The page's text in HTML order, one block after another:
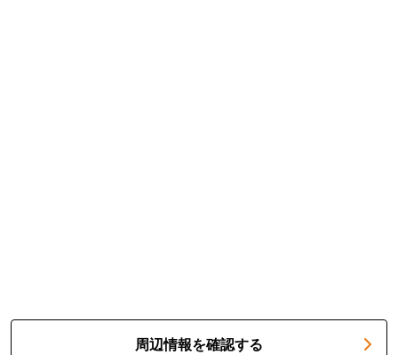
周辺情報を確認する